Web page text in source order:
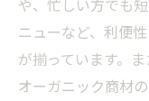
や、忙しい方でも
ニューなど、利便
が揃っています。
オーガニック商材